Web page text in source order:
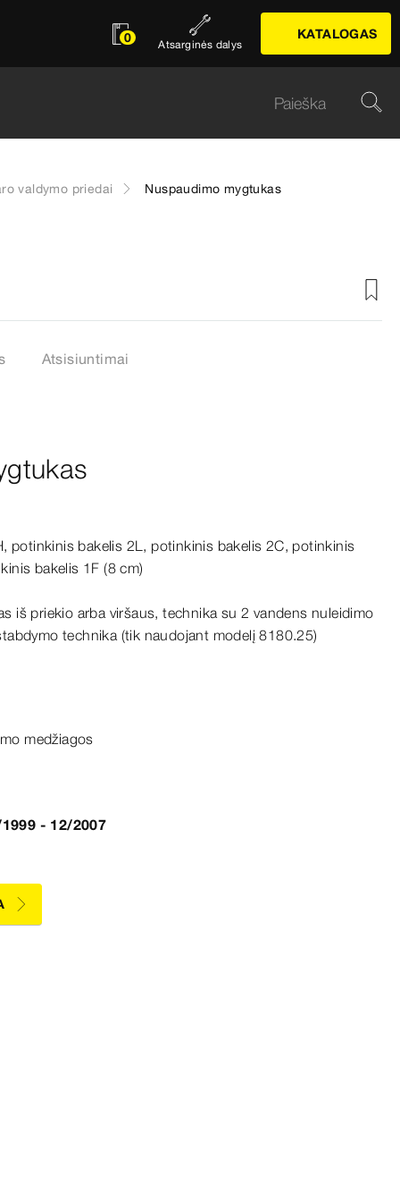
0 Atsarginės dalys
KATALOGAS
valdymo priedai Nuspaudimo mygtukas
Atsisiuntimai
potinkinis bakelis 2L, potinkinis bakelis 2C, potinkinis
bakelis 1F(8 cm)
iš priekio arba viršaus, technika su 2 vandens nuleidimo
technika (tik naudojant modelį 8180.25)
medžiagos
- 12/2007